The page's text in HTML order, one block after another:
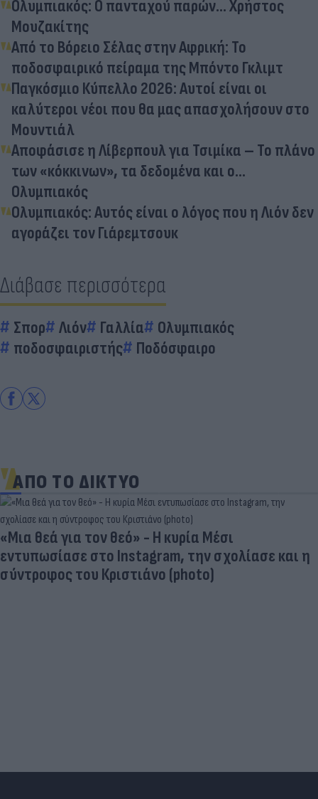
Ολυμπιακός: Ο πανταχού παρών... Χρήστος
Μουζακίτης
Από το Βόρειο Σέλας στην Αφρική: Το
ποδοσφαιρικό πείραμα της Μπόντο Γκλιμτ
Παγκόσμιο Κύπελλο 2026: Αυτοί είναι οι
καλύτεροι νέοι που θα μας απασχολήσουν στο
Μουντιάλ
Αποφάσισε η Λίβερπουλ για Τσιμίκα – Το πλάνο
των «κόκκινων», τα δεδομένα και ο...
Ολυμπιακός
Ολυμπιακός: Αυτός είναι ο λόγος που η Λιόν δεν
αγοράζει τον Γιάρεμτσουκ
Διάβασε περισσότερα
Σπορ Λιόν Γαλλία
Ολυμπιακός
ποδοσφαιριστής
Ποδόσφαιρο
ΑΠΟ ΤΟ ΔΙΚΤΥΟ
Γιατί οι Έλληνες γελάσαμε πολύ με τη νέα
φανέλα του Σαλάχ (αλλά δεν είναι, προφανώς,
αυτό που νομίζουμε)